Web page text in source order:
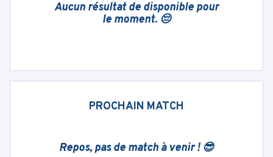
Aucun résultat de disponible pour
le moment. 😔
PROCHAIN MATCH
Repos, pas de match à venir ! 😎